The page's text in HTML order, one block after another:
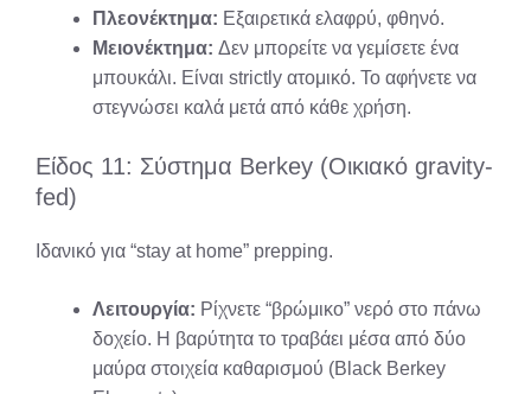
Πλεονέκτημα: Εξαιρετικά ελαφρύ, φθηνό.
Μειονέκτημα: Δεν μπορείτε να γεμίσετε ένα
μπουκάλι. Είναι strictly ατομικό. Το αφήνετε να
στεγνώσει καλά μετά από κάθε χρήση.
Είδος 11: Σύστημα Berkey (Οικιακό gravity-
fed)
Ιδανικό για “stay at home” prepping.
Λειτουργία: Ρίχνετε “βρώμικο” νερό στο πάνω
δοχείο. Η βαρύτητα το τραβάει μέσα από δύο
μαύρα στοιχεία καθαρισμού (Black Berkey